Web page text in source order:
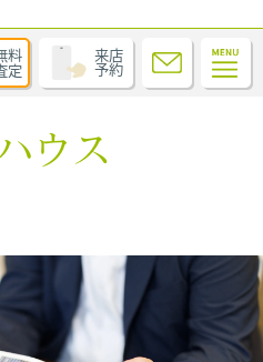
料
定
来店
予約
ウス